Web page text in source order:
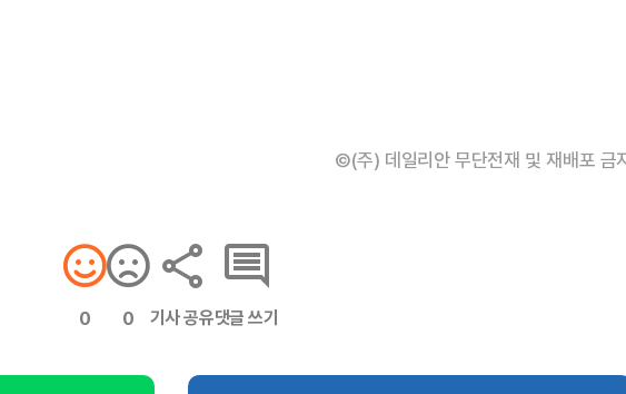
©(주) 데일리안 무단전재 및 재배포 금
0 0 기사 공유댓글 쓰기